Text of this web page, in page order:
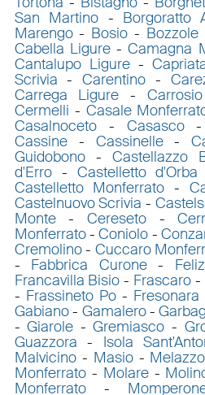
San Martino - Borgoratto
Marengo- Bosio - Bozzole
Cabella Ligure-Camagna
Cantalupo Ligure-
Scrivia -Carentino -
Carrega Ligure - Carrosio
Cermelli - Casale
Casalnoceto- Casasco
Cassine- Cassinelle-
Guidobono- Castellazzo
d'Erro- Castelletto d'Orba
Castelletto Monferrato -
Castelnuovo Scrivia -
Monte- Cereseto-
Monferrato-Coniolo -
Cremolino- Cuccaro
- Fabbrica Curone-
Francavilla Bisio - Frascaro-
- Frassineto Po- Fresonara
Gabiano- Gamalero-
-Giarole -Gremiasco -
Guazzora - Isola
Malvicino- Masio- Melazzo
Monferrato- Molare-
Monferrato-